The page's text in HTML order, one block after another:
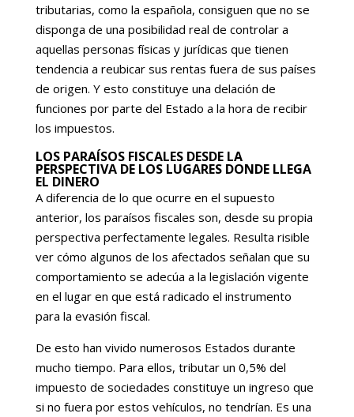
tributarias, como la española, consiguen que no se
disponga de una posibilidad real de controlar a
aquellas personas físicas y jurídicas que tienen
tendencia a reubicar sus rentas fuera de sus países
de origen. Y esto constituye una delación de
funciones por parte del Estado a la hora de recibir
los impuestos.
LOS PARAÍSOS FISCALES DESDE LA
PERSPECTIVA DE LOS LUGARES DONDE LLEGA
EL DINERO
A diferencia de lo que ocurre en el supuesto
anterior, los paraísos fiscales son, desde su propia
perspectiva perfectamente legales. Resulta risible
ver cómo algunos de los afectados señalan que su
comportamiento se adecúa a la legislación vigente
en el lugar en que está radicado el instrumento
para la evasión fiscal.
De esto han vivido numerosos Estados durante
mucho tiempo. Para ellos, tributar un 0,5% del
impuesto de sociedades constituye un ingreso que
si no fuera por estos vehículos, no tendrían. Es una